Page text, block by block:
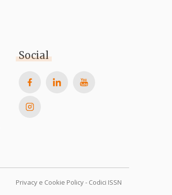
Social
Privacy e Cookie Policy- Codici ISSN